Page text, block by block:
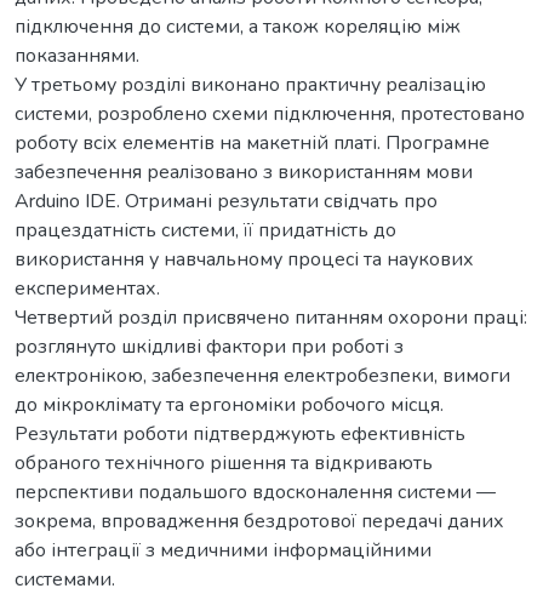
підключення до системи, а також кореляцію між
показаннями.
У третьому розділі виконано практичну реалізацію
системи, розроблено схеми підключення, протестовано
роботу всіх елементів на макетній платі. Програмне
забезпечення реалізовано з використанням мови
Arduino IDE. Отримані результати свідчать про
працездатність системи, її придатність до
використання у навчальному процесі та наукових
експериментах.
Четвертий розділ присвячено питанням охорони праці:
розглянуто шкідливі фактори при роботі з
електронікою, забезпечення електробезпеки, вимоги
до мікроклімату та ергономіки робочого місця.
Результати роботи підтверджують ефективність
обраного технічного рішення та відкривають
перспективи подальшого вдосконалення системи —
зокрема, впровадження бездротової передачі даних
або інтеграції з медичними інформаційними
системами.